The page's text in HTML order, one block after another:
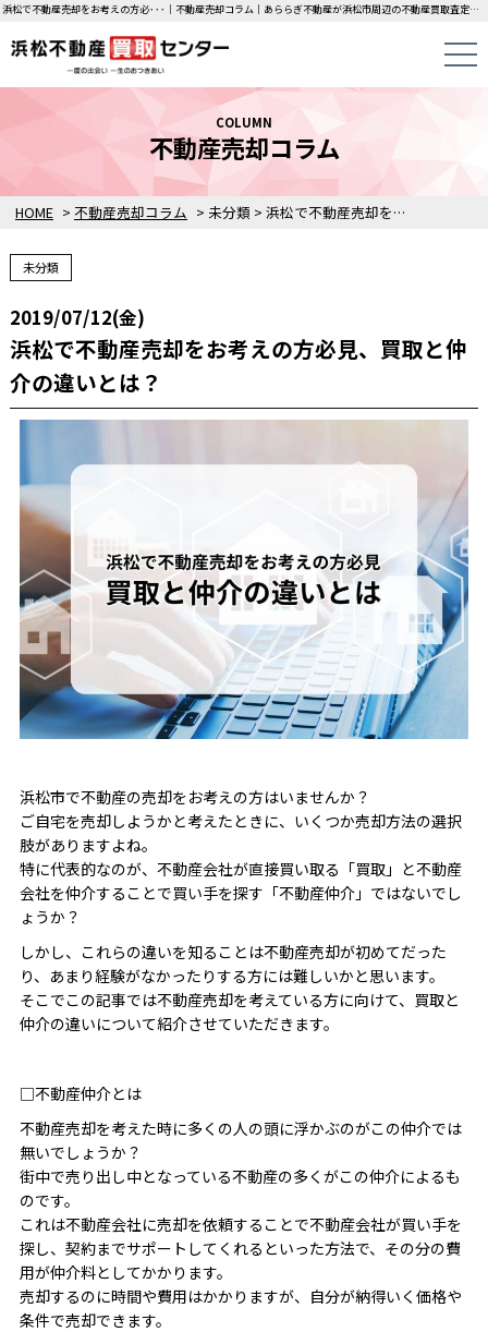
浜松で不動産売却をお考えの方必･･･｜不動産売却コラム｜あららぎ不動産が浜松市周辺の不動産買取査定価格をご案内します。
HOME > 不動産売却コラム > 未分類 > 浜松で不動産売却をお考えの方必見、買取と仲介の違いとは？
COLUMN
不動産売却コラム
未分類
2019/07/12(金)
浜松で不動産売却をお考えの方必見、買取と仲
介の違いとは？
浜松市で不動産の売却をお考えの方はいませんか？
ご自宅を売却しようかと考えたときに、いくつか売却方法の選択
肢がありますよね。
特に代表的なのが、不動産会社が直接買い取る「買取」と不動産
会社を仲介することで買い手を探す「不動産仲介」ではないでし
ょうか？
しかし、これらの違いを知ることは不動産売却が初めてだった
り、あまり経験がなかったりする方には難しいかと思います。
そこでこの記事では不動産売却を考えている方に向けて、買取と
仲介の違いについて紹介させていただきます。
□不動産仲介とは
不動産売却を考えた時に多くの人の頭に浮かぶのがこの仲介では
無いでしょうか？
街中で売り出し中となっている不動産の多くがこの仲介によるも
のです。
これは不動産会社に売却を依頼することで不動産会社が買い手を
探し、契約までサポートしてくれるといった方法で、その分の費
用が仲介料としてかかります。
売却するのに時間や費用はかかりますが、自分が納得いく価格や
条件で売却できます。